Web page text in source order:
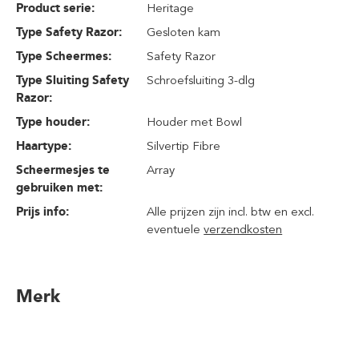
Product serie:
Heritage
Type Safety Razor:
Gesloten kam
Type Scheermes:
Safety Razor
Type Sluiting Safety
Razor:
Schroefsluiting 3-dlg
Type houder:
Houder met Bowl
Haartype:
Silvertip Fibre
Scheermesjes te
gebruiken met:
Array
Prijs info:
Alle prijzen zijn incl. btw en excl.
eventueleverzendkosten
Merk